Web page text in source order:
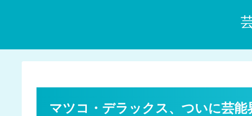
マツコ・デラックス、ついに芸